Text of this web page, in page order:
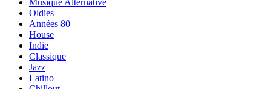
Musique Alternative
Oldies
Années 80
House
Indie
Classique
Jazz
Latino